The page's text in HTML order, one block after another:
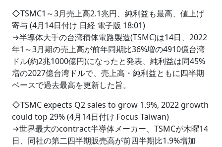
◇TSMC1～3月売上高2.1兆円、純利益も最高、値上げ
寄与 (4月14日付け 日経 電子版 18:01)
→半導体大手の台湾積体電路製造(TSMC)は14日、2022
年1～3月期の売上高が前年同期比36%増の4910億台湾
ドル(約2兆1000億円)になったと発表、純利益は同45%
増の2027億台湾ドルで、売上高・純利益ともに四半期
ベースで過去最高を更新した旨。
◇TSMC expects Q2 sales to grow 1.9%, 2022 growth
could top 29% (4月14日付け Focus Taiwan)
→世界最大のcontract半導体メーカー、TSMCが木曜14
日、同社の第二四半期販売高が前四半期比1.9%増加